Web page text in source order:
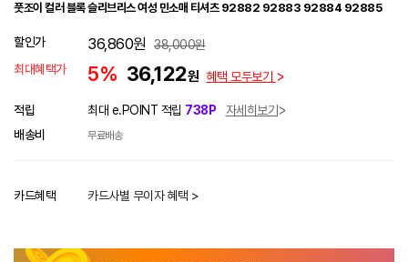
풋조이 컬러 블록 슬리브리스 여성 민소매 티셔츠 92882 92883 92884 92885
할인가 36,860원 38,000원
최대혜택가
5% 36,122원 혜택 모두보기
적립 최대 e.POINT 적립 738P
자세히보기
배송비
무료배송
카드혜택 카드사별 무이자 혜택 >